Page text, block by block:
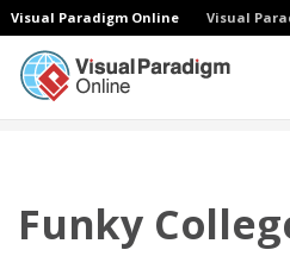
Visual Paradigm Online Visual
Funky